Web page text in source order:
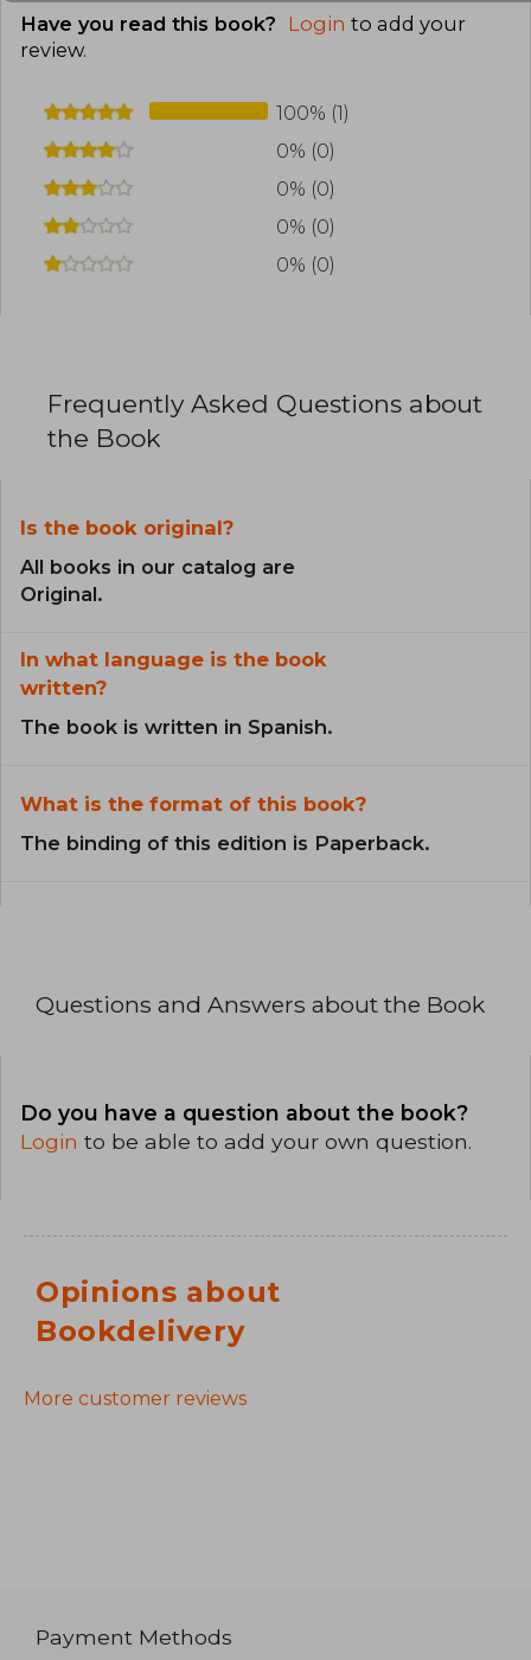
Have you read this book? Login to add your
review.
100% (1)
0% (0)
0% (0)
0% (0)
0% (0)
Frequently Asked Questions about
the Book
Is the book original?
All books in our catalog are
Original.
In what language is the book
written?
The book is written in Spanish.
What is the format of this book?
The binding of this edition is Paperback.
Questions and Answers about the Book
Do you have a question about the book?
Login to be able to add your own question.
Opinions about
Bookdelivery
More customer reviews
Payment Methods